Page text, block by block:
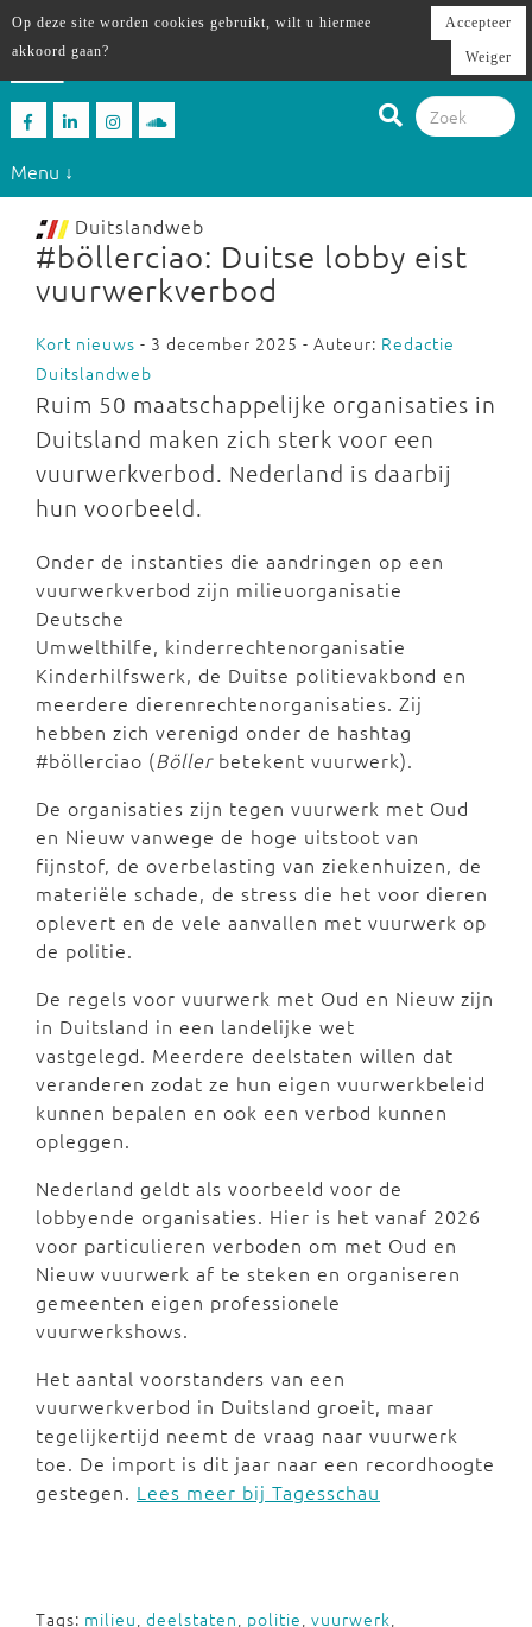
Menu ↓
Duitslandweb
#böllerciao: Duitse lobby eist
vuurwerkverbod
Kort nieuws - 3 december 2025 - Auteur: Redactie
Duitslandweb
Ruim 50 maatschappelijke organisaties in
Duitsland maken zich sterk voor een
vuurwerkverbod. Nederland is daarbij
hun voorbeeld.
Onder de instanties die aandringen op een
vuurwerkverbod zijn milieuorganisatie
Deutsche
Umwelthilfe, kinderrechtenorganisatie
Kinderhilfswerk, de Duitse politievakbond en
meerdere dierenrechtenorganisaties. Zij
hebben zich verenigd onder de hashtag
#böllerciao (Böllerbetekent vuurwerk).
De organisaties zijn tegen vuurwerk met Oud
en Nieuw vanwege de hoge uitstoot van
fijnstof, de overbelasting van ziekenhuizen, de
materiële schade, de stress die het voor dieren
oplevert en de vele aanvallen met vuurwerk op
de politie.
De regels voor vuurwerk met Oud en Nieuw zijn
in Duitsland in een landelijke wet
vastgelegd. Meerdere deelstaten willen dat
veranderen zodat ze hun eigen vuurwerkbeleid
kunnen bepalen en ook een verbod kunnen
opleggen.
Nederland geldt als voorbeeld voor de
lobbyende organisaties. Hier is het vanaf 2026
voor particulieren verboden om met Oud en
Nieuw vuurwerk af te steken en organiseren
gemeenten eigen professionele
vuurwerkshows.
Het aantal voorstanders van een
vuurwerkverbod in Duitsland groeit, maar
tegelijkertijd neemt de vraag naar vuurwerk
toe. De import is dit jaar naar een recordhoogte
gestegen. Lees meer bij Tagesschau
Tags: milieu, deelstaten, politie, vuurwerk,
Op deze site worden cookies gebruikt, wilt u hiermee
akkoord gaan?
Accepteer
Weiger